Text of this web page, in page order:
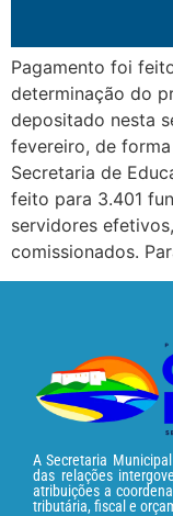
Pagamento foi
determinação do
depositado nesta
fevereiro, de
Secretaria de
feito para 3.401
servidores
comissionados.
A Secretaria
das relações
atribuições a
tributária, fiscal e